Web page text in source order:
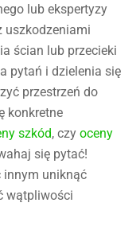
lub ekspertyzy
uszkodzeniami
ścian lub przecieki
pytań i dzielenia się
przestrzeń do
konkretne
szkód, czyoceny
się pytać!
innym uniknąć
wątpliwości